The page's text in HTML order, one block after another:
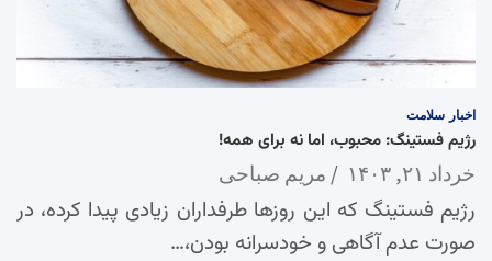
اخبار سلامت
رژیم فستینگ: محبوب، اما نه برای همه!
خرداد ۲۱, ۱۴۰۳ مریم صباحی
رژیم فستینگ که این روزها طرفداران زیادی پیدا کرده، در
صورت عدم آگاهی و خودسرانه بودن،…